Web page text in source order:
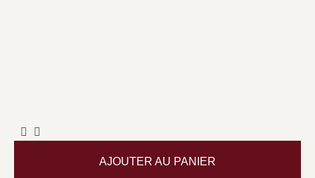
AJOUTER AU PANIER